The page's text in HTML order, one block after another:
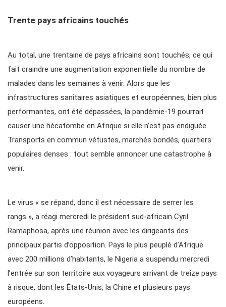
Trente pays africains touchés
Au total, une trentaine de pays africains sont touchés, ce qui
fait craindre une augmentation exponentielle du nombre de
malades dans les semaines à venir. Alors que les
infrastructures sanitaires asiatiques et européennes, bien plus
performantes, ont été dépassées, la pandémie-19 pourrait
causer une hécatombe en Afrique si elle n’est pas endiguée.
Transports en commun vétustes, marchés bondés, quartiers
populaires denses : tout semble annoncer une catastrophe à
venir.
Le virus « se répand, donc il est nécessaire de serrer les
rangs », a réagi mercredi le président sud-africain Cyril
Ramaphosa, après une réunion avec les dirigeants des
principaux partis d’opposition. Pays le plus peuplé d’Afrique
avec 200 millions d’habitants, le Nigeria a suspendu mercredi
l’entrée sur son territoire aux voyageurs arrivant de treize pays
à risque, dont les États-Unis, la Chine et plusieurs pays
européens.